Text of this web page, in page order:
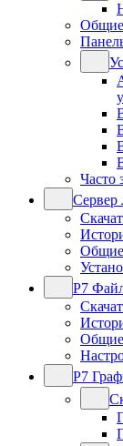
Общие
Часто
Сервер
Общие
Р7
Общие
Р7